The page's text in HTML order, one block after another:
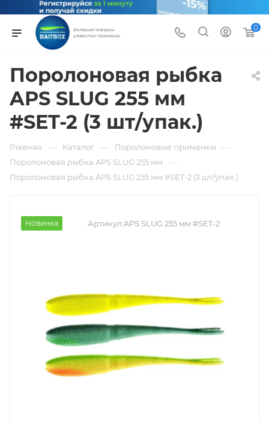
Интернет-магазин
уловистых приманок
0
Поролоновая рыбка
APS SLUG 255 мм
#SET-2 (3 шт/упак.)
Главная — Каталог — Поролоновые приманки —
Поролоновая рыбка APS SLUG 255 мм —
Поролоновая рыбка APS SLUG 255 мм #SET-2 (3 шт/упак.)
Новинка Артикул:APS SLUG 255 мм #SET-2